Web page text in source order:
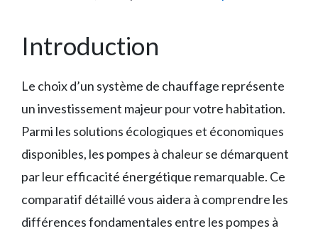
Introduction
Le choix d’un système de chauffage représente
un investissement majeur pour votre habitation.
Parmi les solutions écologiques et économiques
disponibles, les pompes à chaleur se démarquent
par leur efficacité énergétique remarquable. Ce
comparatif détaillé vous aidera à comprendre les
différences fondamentales entre les pompes à